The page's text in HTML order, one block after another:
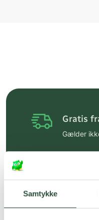
Samtykke
Gratis
Gælder
Hurtig